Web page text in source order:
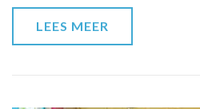
LEES MEER